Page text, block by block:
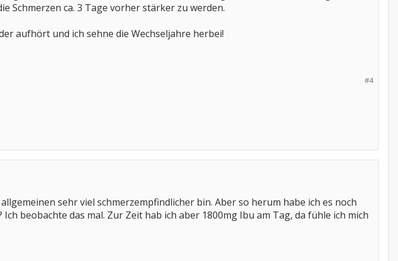
Schmerzen ca. 3 Tage vorher stärker zu werden.
aufhört und ich sehne die Wechseljahre herbei!
#4
sehr viel schmerzempfindlicher bin. Aber so herum habe ich es noch
beobachte das mal. Zur Zeit hab ich aber 1800mg Ibu am Tag, da fühle ich mich